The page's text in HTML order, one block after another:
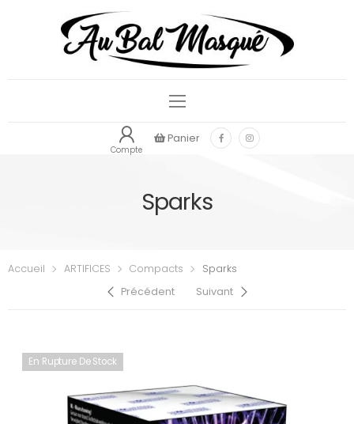
Compte
Panier
Sparks
Accueil ARTIFICES Compacts
Sparks
Précédent
Suivant
En Rupture De Stock